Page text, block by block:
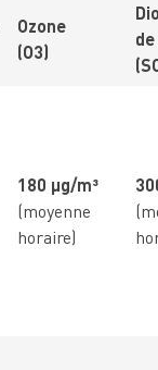
Ozone
(O3)
180 µg/m³
(moyenne
horaire)